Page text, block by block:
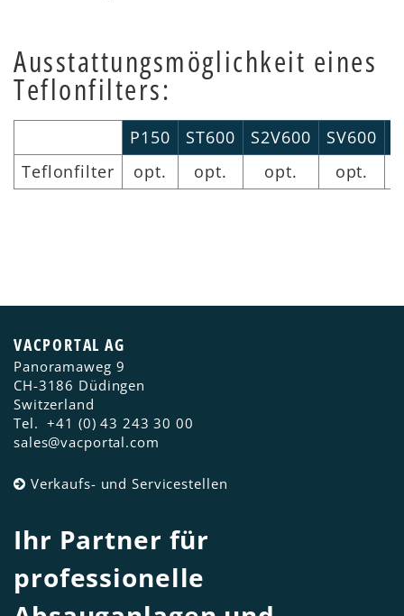
Ausstattungsmöglichkeit eines
Teflonfilters:
P150 ST600 S2V600 SV600
Teflonfilter
opt. opt. opt. opt.
VACPORTAL AG
Panoramaweg 9
CH-3186 Düdingen
Switzerland
Tel. +41 (0) 43 243 30 00
sales@vacportal.com
Verkaufs- und Servicestellen
Ihr Partner für
professionelle